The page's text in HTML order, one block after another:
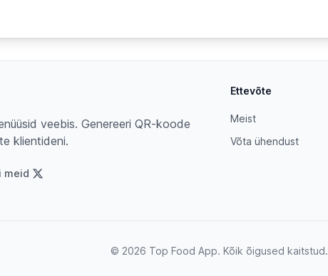
veebis. Genereeri QR-koode
klientideni.
meid
Ettevõte
Meist
Võta ühendust
© 2026 Top Food App. Kõik õigused kaitstud.